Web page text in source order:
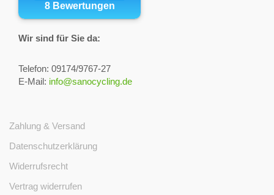
Wir sind für Sie da:
Telefon: 09174/9767-27
E-Mail: info@sanocycling.de
Zahlung & Versand
Datenschutzerklärung
Widerrufsrecht
Vertrag widerrufen